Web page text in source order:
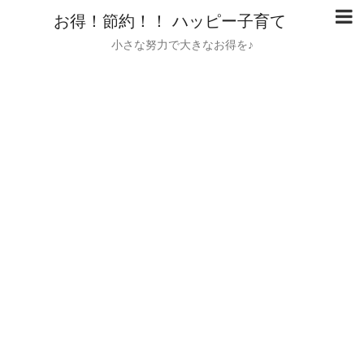
お得！節約！！ ハッピー子育て
小さな努力で大きなお得を♪